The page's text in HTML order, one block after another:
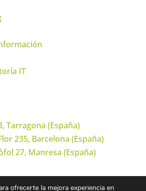
IT
Tarragona (España)
235, Barcelona (España)
27, Manresa (España)
ofrecerte la mejora experiencia en